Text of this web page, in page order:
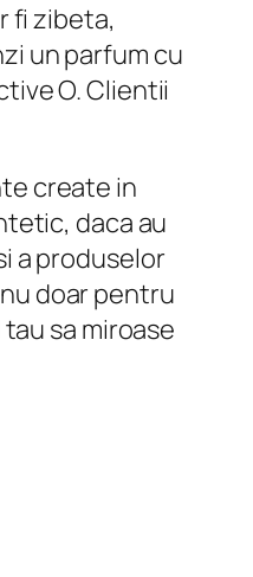
fi zibeta,
un parfum cu
O. Clientii
create in
daca au
a produselor
doar pentru
sa miroase